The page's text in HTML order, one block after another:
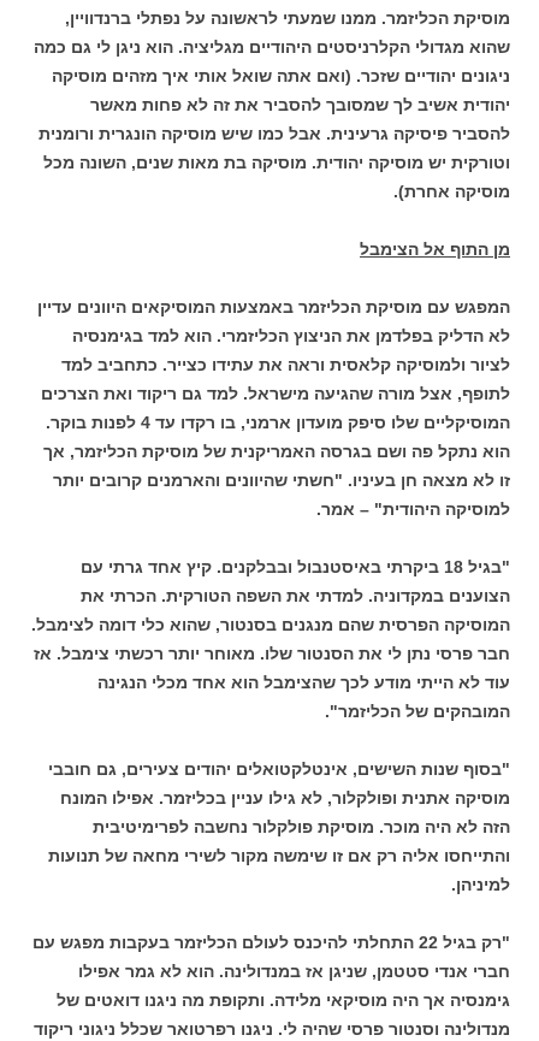
מוסיקת הכליזמר. ממנו שמעתי לראשונה על נפתלי ברנדוויין,
שהוא מגדולי הקלרניסטים היהודיים מגליציה. הוא ניגן לי גם כמה
ניגונים יהודיים שזכר. (ואם אתה שואל אותי איך מזהים מוסיקה
יהודית אשיב לך שמסובך להסביר את זה לא פחות מאשר
להסביר פיסיקה גרעינית. אבל כמו שיש מוסיקה הונגרית ורומנית
וטורקית יש מוסיקה יהודית. מוסיקה בת מאות שנים, השונה מכל
מוסיקה אחרת).
מן התוף אל הצימבל
המפגש עם מוסיקת הכליזמר באמצעות המוסיקאים היוונים עדיין
לא הדליק בפלדמן את הניצוץ הכליזמרי. הוא למד בגימנסיה
לציור ולמוסיקה קלאסית וראה את עתידו כצייר. כתחביב למד
לתופף, אצל מורה שהגיעה מישראל. למד גם ריקוד ואת הצרכים
המוסיקליים שלו סיפק מועדון ארמני, בו רקדו עד 4 לפנות בוקר.
הוא נתקל פה ושם בגרסה האמריקנית של מוסיקת הכליזמר, אך
זו לא מצאה חן בעיניו. "חשתי שהיוונים והארמנים קרובים יותר
למוסיקה היהודית" – אמר.
"בגיל 18 ביקרתי באיסטנבול ובבלקנים. קיץ אחד גרתי עם
הצוענים במקדוניה. למדתי את השפה הטורקית. הכרתי את
המוסיקה הפרסית שהם מנגנים בסנטור, שהוא כלי דומה לצימבל.
חבר פרסי נתן לי את הסנטור שלו. מאוחר יותר רכשתי צימבל. אז
עוד לא הייתי מודע לכך שהצימבל הוא אחד מכלי הנגינה
המובהקים של הכליזמר".
"בסוף שנות השישים, אינטלקטואלים יהודים צעירים, גם חובבי
מוסיקה אתנית ופולקלור, לא גילו עניין בכליזמר. אפילו המונח
הזה לא היה מוכר. מוסיקת פולקלור נחשבה לפרימיטיבית
והתייחסו אליה רק אם זו שימשה מקור לשירי מחאה של תנועות
למיניהן.
"רק בגיל 22 התחלתי להיכנס לעולם הכליזמר בעקבות מפגש עם
חברי אנדי סטטמן, שניגן אז במנדולינה. הוא לא גמר אפילו
גימנסיה אך היה מוסיקאי מלידה. ותקופת מה ניגנו דואטים של
מנדולינה וסנטור פרסי שהיה לי. ניגנו רפרטואר שכלל ניגוני ריקוד